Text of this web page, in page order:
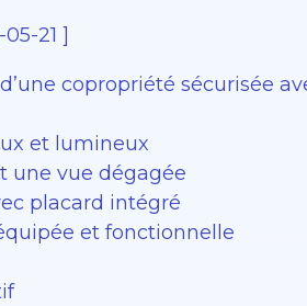
21 ]
copropriété sécurisée
et lumineux
une vue dégagée
placard intégré
et fonctionnelle